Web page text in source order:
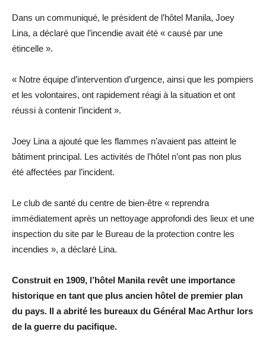
Dans un communiqué, le président de l’hôtel Manila, Joey
Lina, a déclaré que l’incendie avait été « causé par une
étincelle ».
« Notre équipe d’intervention d’urgence, ainsi que les pompiers
et les volontaires, ont rapidement réagi à la situation et ont
réussi à contenir l’incident ».
Joey Lina a ajouté que les flammes n’avaient pas atteint le
bâtiment principal. Les activités de l’hôtel n’ont pas non plus
été affectées par l’incident.
Le club de santé du centre de bien-être « reprendra
immédiatement après un nettoyage approfondi des lieux et une
inspection du site par le Bureau de la protection contre les
incendies », a déclaré Lina.
Construit en 1909, l’hôtel Manila revêt une importance
historique en tant que plus ancien hôtel de premier plan
du pays. Il a abrité les bureaux du Général Mac Arthur lors
de la guerre du pacifique.